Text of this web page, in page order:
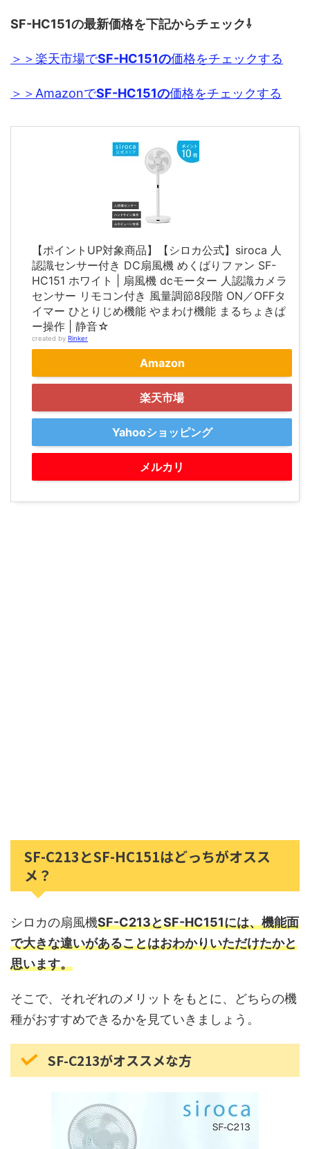
SF-HC151の最新価格を下記からチェック⇩
＞＞楽天市場でSF-HC151の価格をチェックする
＞＞AmazonでSF-HC151の価格をチェックする
【ポイントUP対象商品】【シロカ公式】siroca 人
認識センサー付き DC扇風機 めくばりファン SF-
HC151 ホワイト | 扇風機 dcモーター 人認識カメラ
センサー リモコン付き 風量調節8段階 ON／OFFタ
イマー ひとりじめ機能 やまわけ機能 まるちょきぱ
ー操作 | 静音☆
created by Rinker
Amazon
楽天市場
Yahooショッピング
メルカリ
SF-C213とSF-HC151はどっちがオスス
メ？
シロカの扇風機SF-C213とSF-HC151には、機能面
で大きな違いがあることはおわかりいただけたかと
思います。
そこで、それぞれのメリットをもとに、どちらの機
種がおすすめできるかを見ていきましょう。
SF-C213がオススメな方